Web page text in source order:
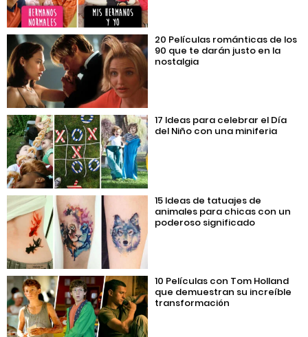
20 Películas románticas de los
90 que te darán justo en la
nostalgia
17 Ideas para celebrar el Día
del Niño con una miniferia
15 Ideas de tatuajes de
animales para chicas con un
poderoso significado
10 Películas con Tom Holland
que demuestran su increíble
transformación